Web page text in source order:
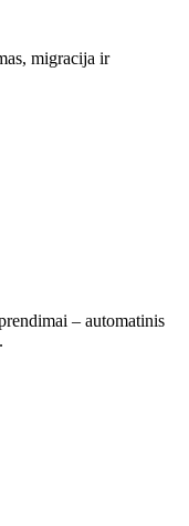
migracija ir
– automatinis